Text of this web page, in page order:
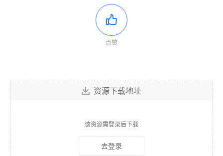
点赞
资源下载地址
该资源需登录后下载
去登录